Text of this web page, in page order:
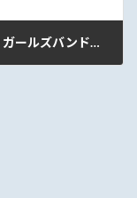
株式会社ブシロード様の「BanG Dream! ガールズバンドパーティ! for Nintendo Switch」の開発を弊社が担当しました。